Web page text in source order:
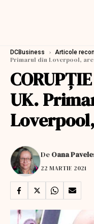
DCBusiness › Articole
Primarul din Loverpool,
UK.
De Oana
22 MARTIE 2021